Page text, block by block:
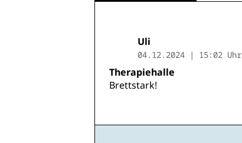
Uli
04.12.2024 | 15:02 Uhr
Therapiehalle
Brettstark!